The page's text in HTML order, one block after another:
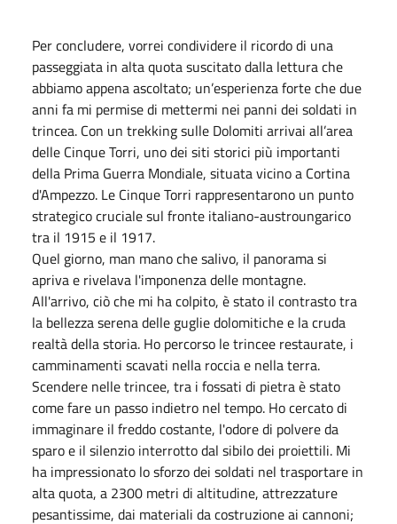
Per concludere, vorrei condividere il ricordo di una
passeggiata in alta quota suscitato dalla lettura che
abbiamo appena ascoltato; un’esperienza forte che due
anni fa mi permise di mettermi nei panni dei soldati in
trincea. Con un trekking sulle Dolomiti arrivai all’area
delle Cinque Torri, uno dei siti storici più importanti
della Prima Guerra Mondiale, situata vicino a Cortina
d'Ampezzo. Le Cinque Torri rappresentarono un punto
strategico cruciale sul fronte italiano-austroungarico
tra il 1915 e il 1917.
Quel giorno, man mano che salivo, il panorama si
apriva e rivelava l'imponenza delle montagne.
All'arrivo, ciò che mi ha colpito, è stato il contrasto tra
la bellezza serena delle guglie dolomitiche e la cruda
realtà della storia. Ho percorso le trincee restaurate, i
camminamenti scavati nella roccia e nella terra.
Scendere nelle trincee, tra i fossati di pietra è stato
come fare un passo indietro nel tempo. Ho cercato di
immaginare il freddo costante, l'odore di polvere da
sparo e il silenzio interrotto dal sibilo dei proiettili. Mi
ha impressionato lo sforzo dei soldati nel trasportare in
alta quota, a 2300 metri di altitudine, attrezzature
pesantissime, dai materiali da costruzione ai cannoni;